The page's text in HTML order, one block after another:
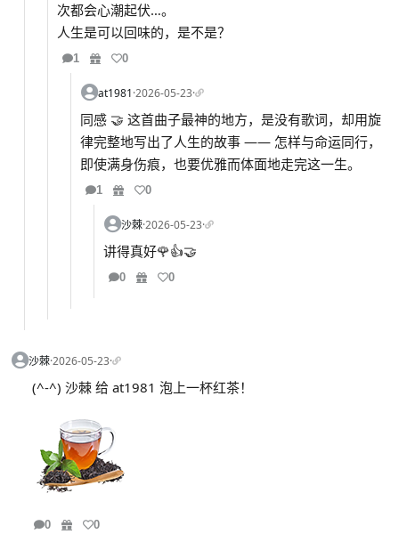
次都会心潮起伏…。
人生是可以回味的，是不是？
1 0
at1981·2026-05-23·
同感 🤝 这首曲子最神的地方，是没有歌词，却用旋
律完整地写出了人生的故事 —— 怎样与命运同行，
即使满身伤痕，也要优雅而体面地走完这一生。
1 0
沙棘·2026-05-23·
讲得真好🌹👍🤝
0 0
沙棘·2026-05-23·
(^-^) 沙棘 给 at1981 泡上一杯红茶！
0 0